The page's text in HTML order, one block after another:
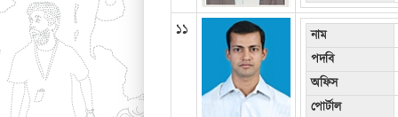
১১ নাম
পদবি
অফিস
পোর্টাল